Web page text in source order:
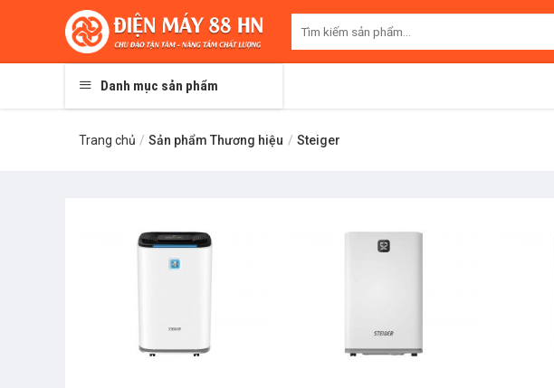
kiếm:
Danh mục sản phẩm
Trang chủ / Sản phẩm Thương hiệu / Steiger